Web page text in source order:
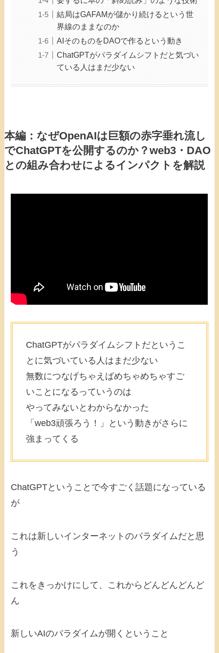
結局はGAFAMが儲かり続けるという世
界線のままなのか
AIそのものをDAOで作るという動き
ChatGPTがパラダイムシフトだと気づい
ている人はまだ少ない
本編：なぜOpenAIは巨額の赤字垂れ流し
でChatGPTを公開するのか？web3・DAO
との組み合わせによるインパクトを解説
ChatGPTがパラダイムシフトだというこ
とに気づいている人はまだ少ない
無数につなげちゃえばめちゃめちゃすご
いことになるっていうのは
やってみないとわからなかった
「web3頑張ろう！」という動きがさらに
強まってくる
ChatGPTということで今すごく話題になっている
が
これは新しいインターネットのパラダイムだと思
う
これをきっかけにして、これからどんどんどんど
ん
新しいAIのパラダイムが開くということ